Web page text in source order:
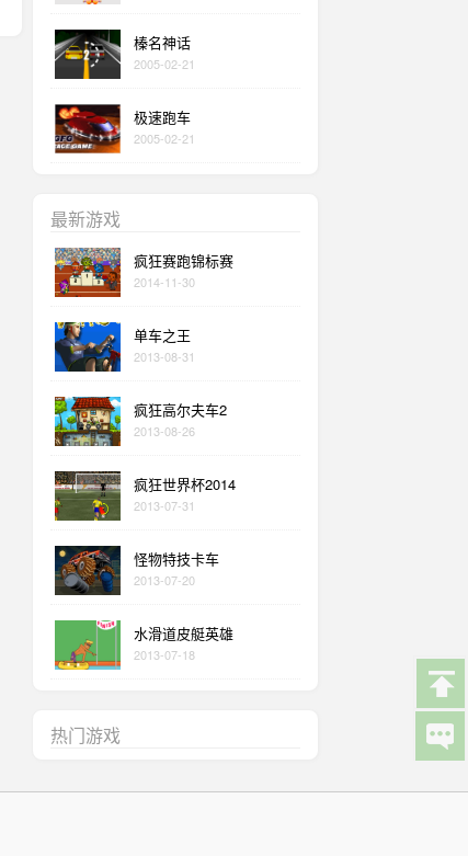
榛名神话
2005-02-21
极速跑车
2005-02-21
最新游戏
疯狂赛跑锦标赛
2014-11-30
单车之王
2013-08-31
疯狂高尔夫车2
2013-08-26
疯狂世界杯2014
2013-07-31
怪物特技卡车
2013-07-20
水滑道皮艇英雄
2013-07-18
热门游戏